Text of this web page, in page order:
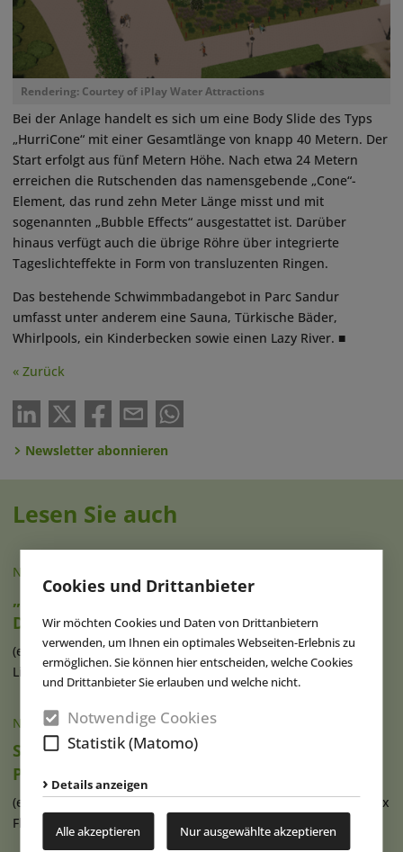
Cookies und Drittanbieter
Wir möchten Cookies und Daten von Drittanbietern
verwenden, um Ihnen ein optimales Webseiten-Erlebnis zu
ermöglichen. Sie können hier entscheiden, welche Cookies
und Drittanbieter Sie erlauben und welche nicht.
Notwendige Cookies
Statistik (Matomo)
Details anzeigen
Alle akzeptieren Nur ausgewählte akzeptieren
Rendering: Courtey of iPlay Water Attractions
Bei der Anlage handelt es sich um eine Body Slide des Typs
„HurriCone“ mit einer Gesamtlänge von knapp 40 Metern. Der
Start erfolgt aus fünf Metern Höhe. Nach etwa 24 Metern
erreichen die Rutschenden das namensgebende „Cone“-
Element, das rund zehn Meter Länge misst und mit
sogenannten „Bubble Effects“ ausgestattet ist. Darüber
hinaus verfügt auch die übrige Röhre über integrierte
Tageslichteffekte in Form von transluzenten Ringen.
Das bestehende Schwimmbadangebot in Parc Sandur
umfasst unter anderem eine Sauna, Türkische Bäder,
Whirlpools, ein Kinderbecken sowie einen Lazy River. ■
« Zurück
Newsletter abonnieren
Lesen Sie auch
NACHRICHTEN
„Disney Believe“ als nächstes Schiff der
Disney Cruise Line angekündigt
(eap) Neue Details zum nächsten Schiff der Disney Cruise
Line, darunter Name und (...)weiterlesen
NACHRICHTEN|05.03.2026
Six Flags veräußert sieben Parks an EPR
Properties
(eap) Die nordamerikanische Freizeitpark-Betreibergruppe Six
Flags Entertainment (...)